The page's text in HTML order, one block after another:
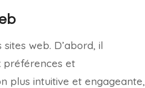
web. D’abord, il
préférences et
plus intuitive et engageante,